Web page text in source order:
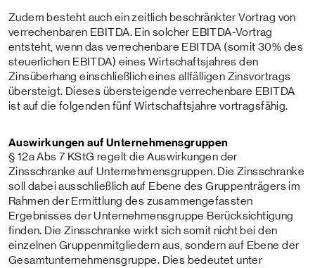
Zudem besteht auch ein zeitlich beschränkter Vortrag von
verrechenbaren EBITDA. Ein solcher EBITDA-Vortrag
entsteht, wenn das verrechenbare EBITDA (somit 30% des
steuerlichen EBITDA) eines Wirtschaftsjahres den
Zinsüberhang einschließlich eines allfälligen Zinsvortrags
übersteigt. Dieses übersteigende verrechenbare EBITDA
ist auf die folgenden fünf Wirtschaftsjahre vortragsfähig.
Auswirkungen auf Unternehmensgruppen
§ 12a Abs 7 KStG regelt die Auswirkungen der
Zinsschranke auf Unternehmensgruppen. Die Zinsschranke
soll dabei ausschließlich auf Ebene des Gruppenträgers im
Rahmen der Ermittlung des zusammengefassten
Ergebnisses der Unternehmensgruppe Berücksichtigung
finden. Die Zinsschranke wirkt sich somit nicht bei den
einzelnen Gruppenmitgliedern aus, sondern auf Ebene der
Gesamtunternehmensgruppe. Dies bedeutet unter